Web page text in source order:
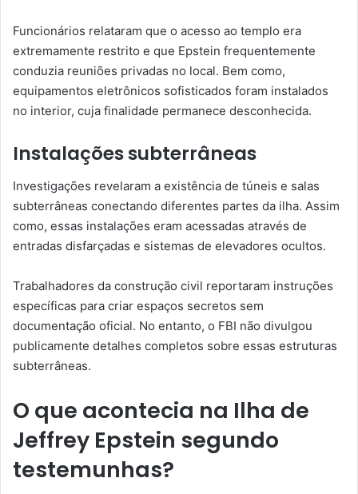
Funcionários relataram que o acesso ao templo era
extremamente restrito e que Epstein frequentemente
conduzia reuniões privadas no local. Bem como,
equipamentos eletrônicos sofisticados foram instalados
no interior, cuja finalidade permanece desconhecida.
Instalações subterrâneas
Investigações revelaram a existência de túneis e salas
subterrâneas conectando diferentes partes da ilha. Assim
como, essas instalações eram acessadas através de
entradas disfarçadas e sistemas de elevadores ocultos.
Trabalhadores da construção civil reportaram instruções
específicas para criar espaços secretos sem
documentação oficial. No entanto, o FBI não divulgou
publicamente detalhes completos sobre essas estruturas
subterrâneas.
O que acontecia na Ilha de
Jeffrey Epstein segundo
testemunhas?